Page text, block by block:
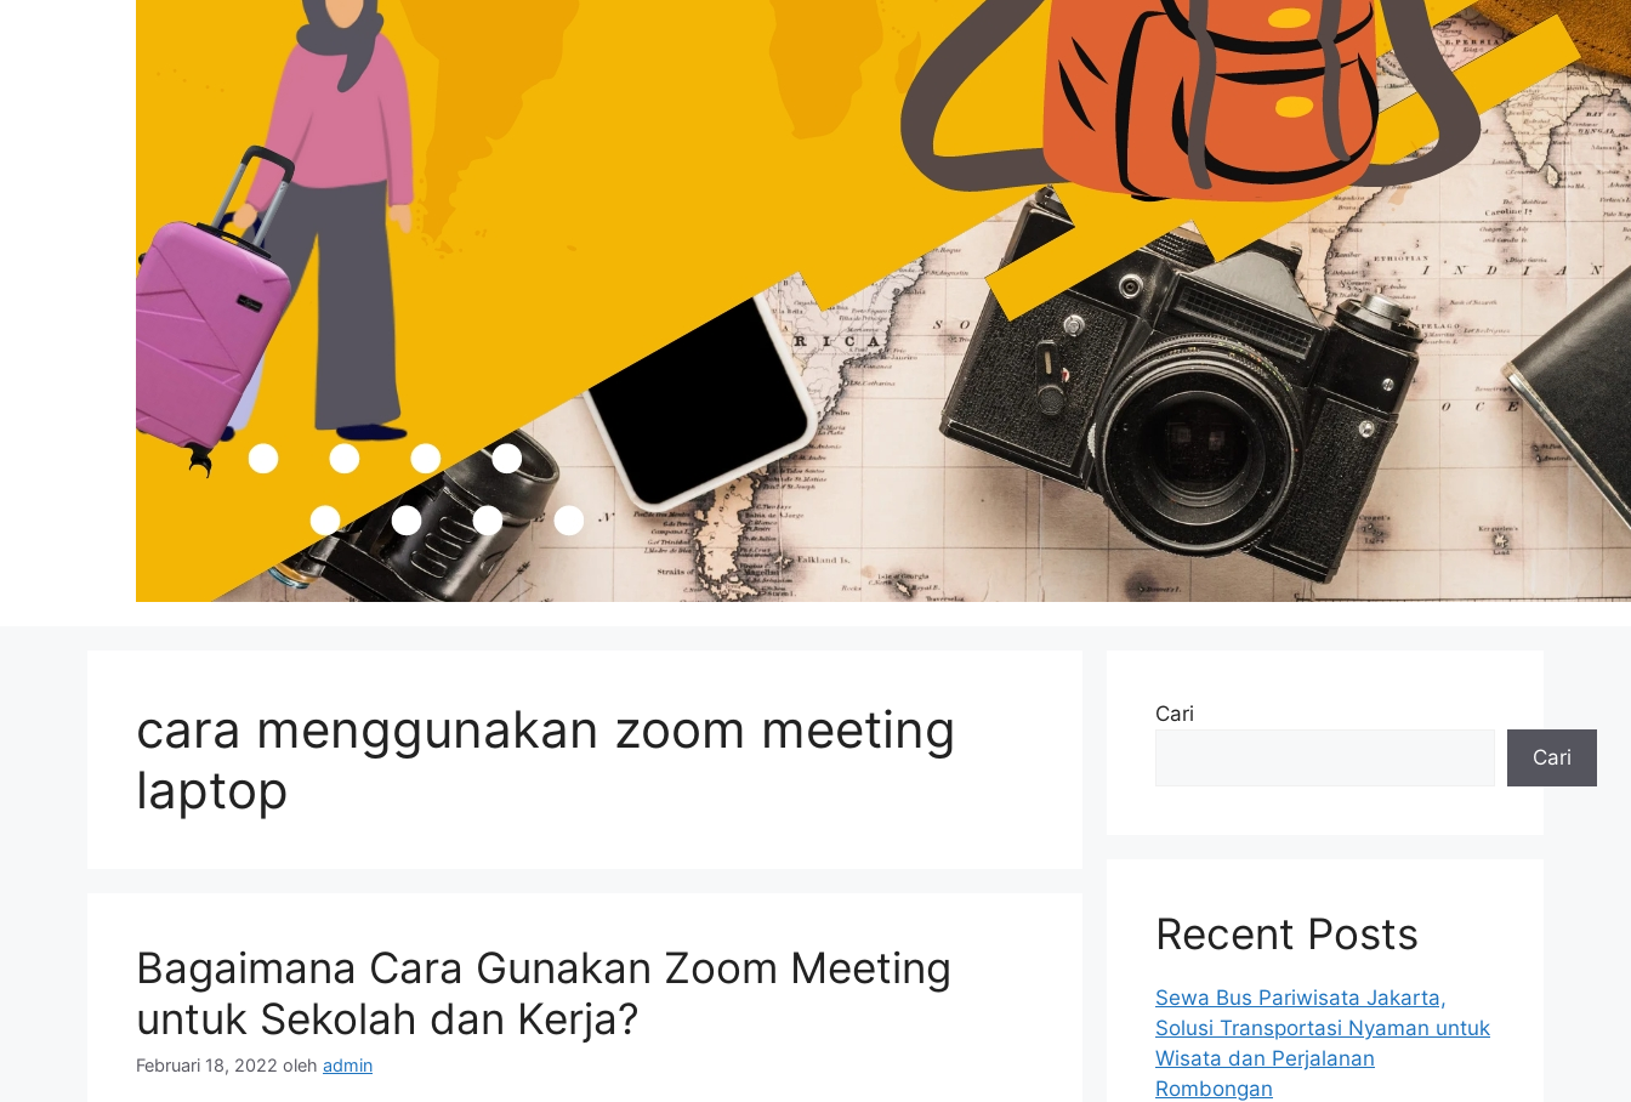
cara menggunakan zoom meeting
laptop
Bagaimana Cara Gunakan Zoom Meeting
untuk Sekolah dan Kerja?
Februari 18, 2022 oleh admin
Cari
Cari
Recent Posts
Sewa Bus Pariwisata Jakarta,
Solusi Transportasi Nyaman untuk
Wisata dan Perjalanan
Rombongan